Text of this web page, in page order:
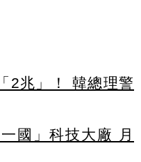
2兆」！ 韓總理警
國」科技大廠 月